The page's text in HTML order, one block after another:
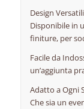
Design
Disponibile in
finiture, per
Facile da
un’aggiunta
Adatto a Ogni
Che sia un